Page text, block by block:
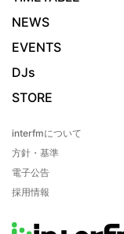
NEWS
EVENTS
DJs
STORE
interfmについて
方針・基準
電子公告
採用情報